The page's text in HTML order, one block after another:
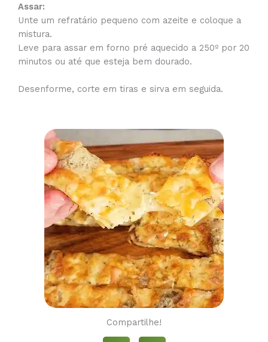
Assar:
Unte um refratário pequeno com azeite e coloque a
mistura.
Leve para assar em forno pré aquecido a 250º por 20
minutos ou até que esteja bem dourado.
Desenforme, corte em tiras e sirva em seguida.
Compartilhe!